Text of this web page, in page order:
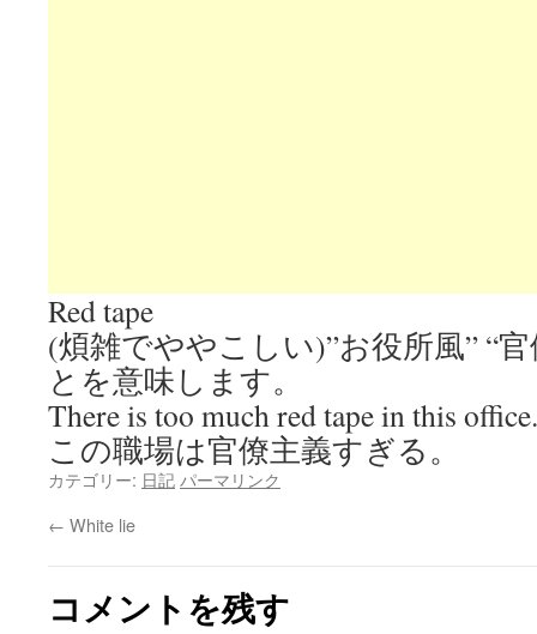
Red tape
(煩雑でややこしい)”お役所風” “
とを意味します。
There is too much red tape in this office.
この職場は官僚主義すぎる。
カテゴリー: 日記 パーマリンク
← White lie
コメントを残す